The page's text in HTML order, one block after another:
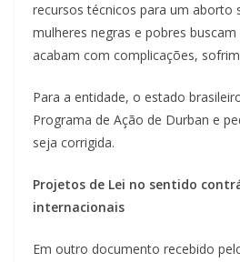
recursos técnicos para um aborto
mulheres negras e pobres
acabam com complicações,
Para a entidade, o estado
Programa de Ação de Durban e
seja corrigida.
Projetos de Lei no sentido
internacionais
Em outro documento recebido